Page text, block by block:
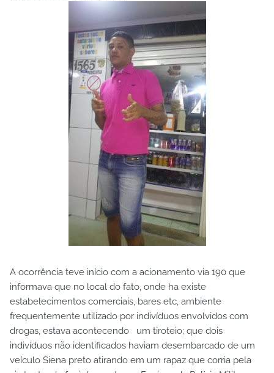
A ocorrência teve início com a acionamento via 190 que
informava que no local do fato, onde ha existe
estabelecimentos comerciais, bares etc, ambiente
frequentemente utilizado por indivíduos envolvidos com
drogas, estava acontecendo um tiroteio; que dois
indivíduos não identificados haviam desembarcado de um
veículo Siena preto atirando em um rapaz que corria pela